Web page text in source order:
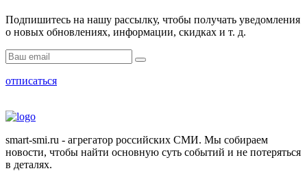
Подпишитесь на нашу рассылку, чтобы получать уведомления
о новых обновлениях, информации, скидках и т. д.
отписаться
smart-smi.ru - агрегатор российских СМИ. Мы собираем
новости, чтобы найти основную суть событий и не потеряться
в деталях.